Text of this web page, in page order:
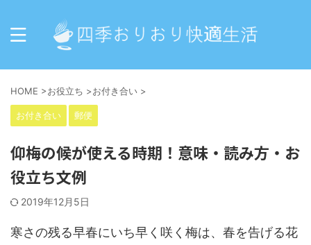
HOME >お役立ち >お付き合い >
お付き合い 郵便
仰梅の候が使える時期！意味・読み方・お
役立ち文例
2019年12月5日
寒さの残る早春にいち早く咲く梅は、春を告げる花